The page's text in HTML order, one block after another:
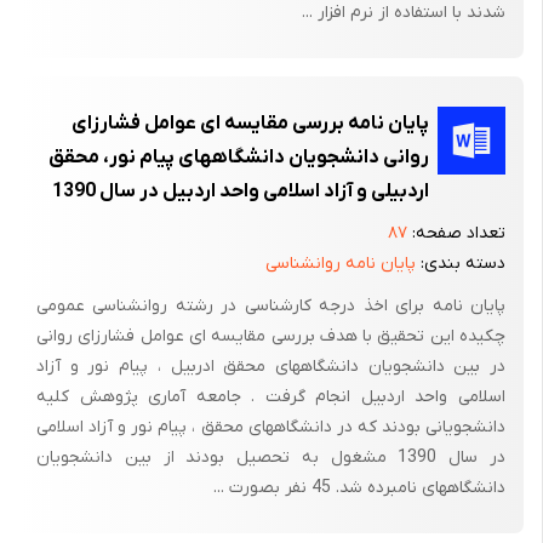
یا ارگانی از بدن از اثرات استرس مصون نیست. از این­رو ارائه روشی که
با توجه به ارتباط بین حالت روحی استرس و فعالیت سیستم اعصاب
خودکار در این تحقیق سعی بر آن شد که جنبه­ های مختلف این ارتباط،
بین حالات روحی و فیزیولوژی بدن انسان، مورد بررسی قرار گیرد و بر
این اساس به کمی سازی سطح استرس جهت اهداف و کاربردهای
مختلف پرداخته شود.
برای رسیدن به هدف این تحقیق ابتدا لازم بود شناخت جامعی نسبت
به حوزه­های مختلفی که در علم سایکوفیزیولوژی وجود دارد، بدست
آوریم. بدین منظور در فصل اول ضمن توصیف کامل علم
سایکوفیزیولوژی، ارتباط آنرا با علوم دیگر مانند آناتومی، فیزیولوژی و
روانشناختی بیان می­کنیم. در ادامه انواع سیگنال­های کاربردی در علوم
سایکوفیزیولوژی و روش­های اندازه­گیری آنها مطرح
شدند با استفاده از نرم افزار ...
پایان نامه بررسی مقایسه ای عوامل فشارزای
روانی دانشجویان دانشگاههای پیام نور، محقق
اردبیلی و آزاد اسلامی واحد اردبیل در سال 1390
تعداد صفحه: ۸۷
دسته بندی: پایان نامه روانشناسی
پایان نامه برای اخذ درجه کارشناسی در رشته روانشناسی عمومی
چکیده این تحقیق با هدف بررسی مقایسه ای عوامل فشارزای روانی
در بین دانشجویان دانشگاههای محقق ادربیل ، پیام نور و آزاد
اسلامی واحد اردبیل انجام گرفت . جامعه آماری پژوهش کلیه
دانشجویانی بودند که در دانشگاههای محقق ، پیام نور و آزاد اسلامی
در سال 1390 مشغول به تحصیل بودند از بین دانشجویان
دانشگاههای نامبرده شد. 45 نفر بصورت ...